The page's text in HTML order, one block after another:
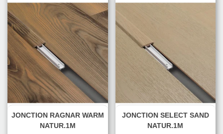
JONCTION RAGNAR WARM
NATUR.1M
JONCTION SELECT SAND
NATUR.1M